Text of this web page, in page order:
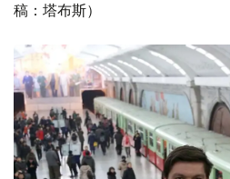
稿：塔布斯）